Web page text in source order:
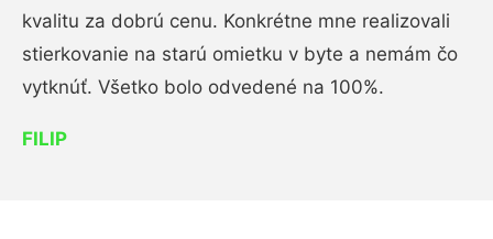
kvalitu za dobrú cenu. Konkrétne mne realizovali
stierkovanie na starú omietku v byte a nemám čo
vytknúť. Všetko bolo odvedené na 100%.
FILIP